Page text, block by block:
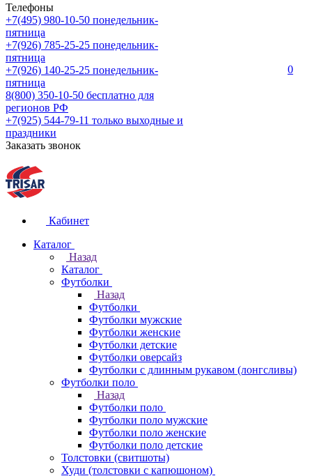
Телефоны
+7(495) 980-10-50 понедельник-
пятница
+7(926) 785-25-25 понедельник-
пятница
+7(926) 140-25-25 понедельник-
пятница
8(800) 350-10-50 бесплатно для
регионов РФ
+7(925) 544-79-11 только выходные и
праздники
Заказать звонок
0
Кабинет
Каталог
Назад
Каталог
Футболки
Назад
Футболки
Футболки мужские
Футболки женские
Футболки детские
Футболки оверсайз
Футболки с длинным рукавом (лонгсливы)
Футболки поло
Назад
Футболки поло
Футболки поло мужские
Футболки поло женские
Футболки поло детские
Толстовки (свитшоты)
Худи (толстовки с капюшоном)